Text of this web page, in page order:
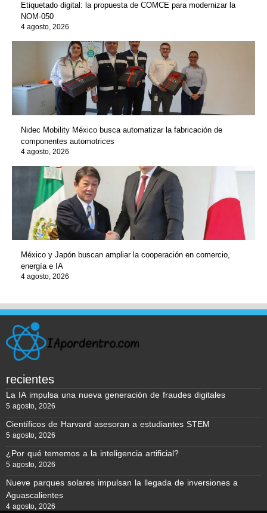
Etiquetado digital: la propuesta de COMCE para modernizar la
NOM-050
4 agosto, 2026
Nidec Mobility México busca automatizar la fabricación de
componentes automotrices
4 agosto, 2026
México y Japón buscan ampliar la cooperación en comercio,
energía e IA
4 agosto, 2026
recientes
La IA impulsa una nueva generación de fraudes digitales
5 agosto, 2026
Científicos de Harvard asesoran a estudiantes STEM
5 agosto, 2026
¿Por qué tememos a la inteligencia artificial?
5 agosto, 2026
Nueve parques solares impulsan la llegada de inversiones a
Aguascalientes
4 agosto, 2026